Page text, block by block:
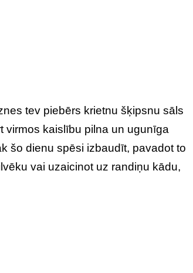
tev piebērs krietnu šķipsnu sāls
virmos kaislību pilna un ugunīga
šo dienu spēsi izbaudīt, pavadot to
vai uzaicinot uz randiņu kādu,